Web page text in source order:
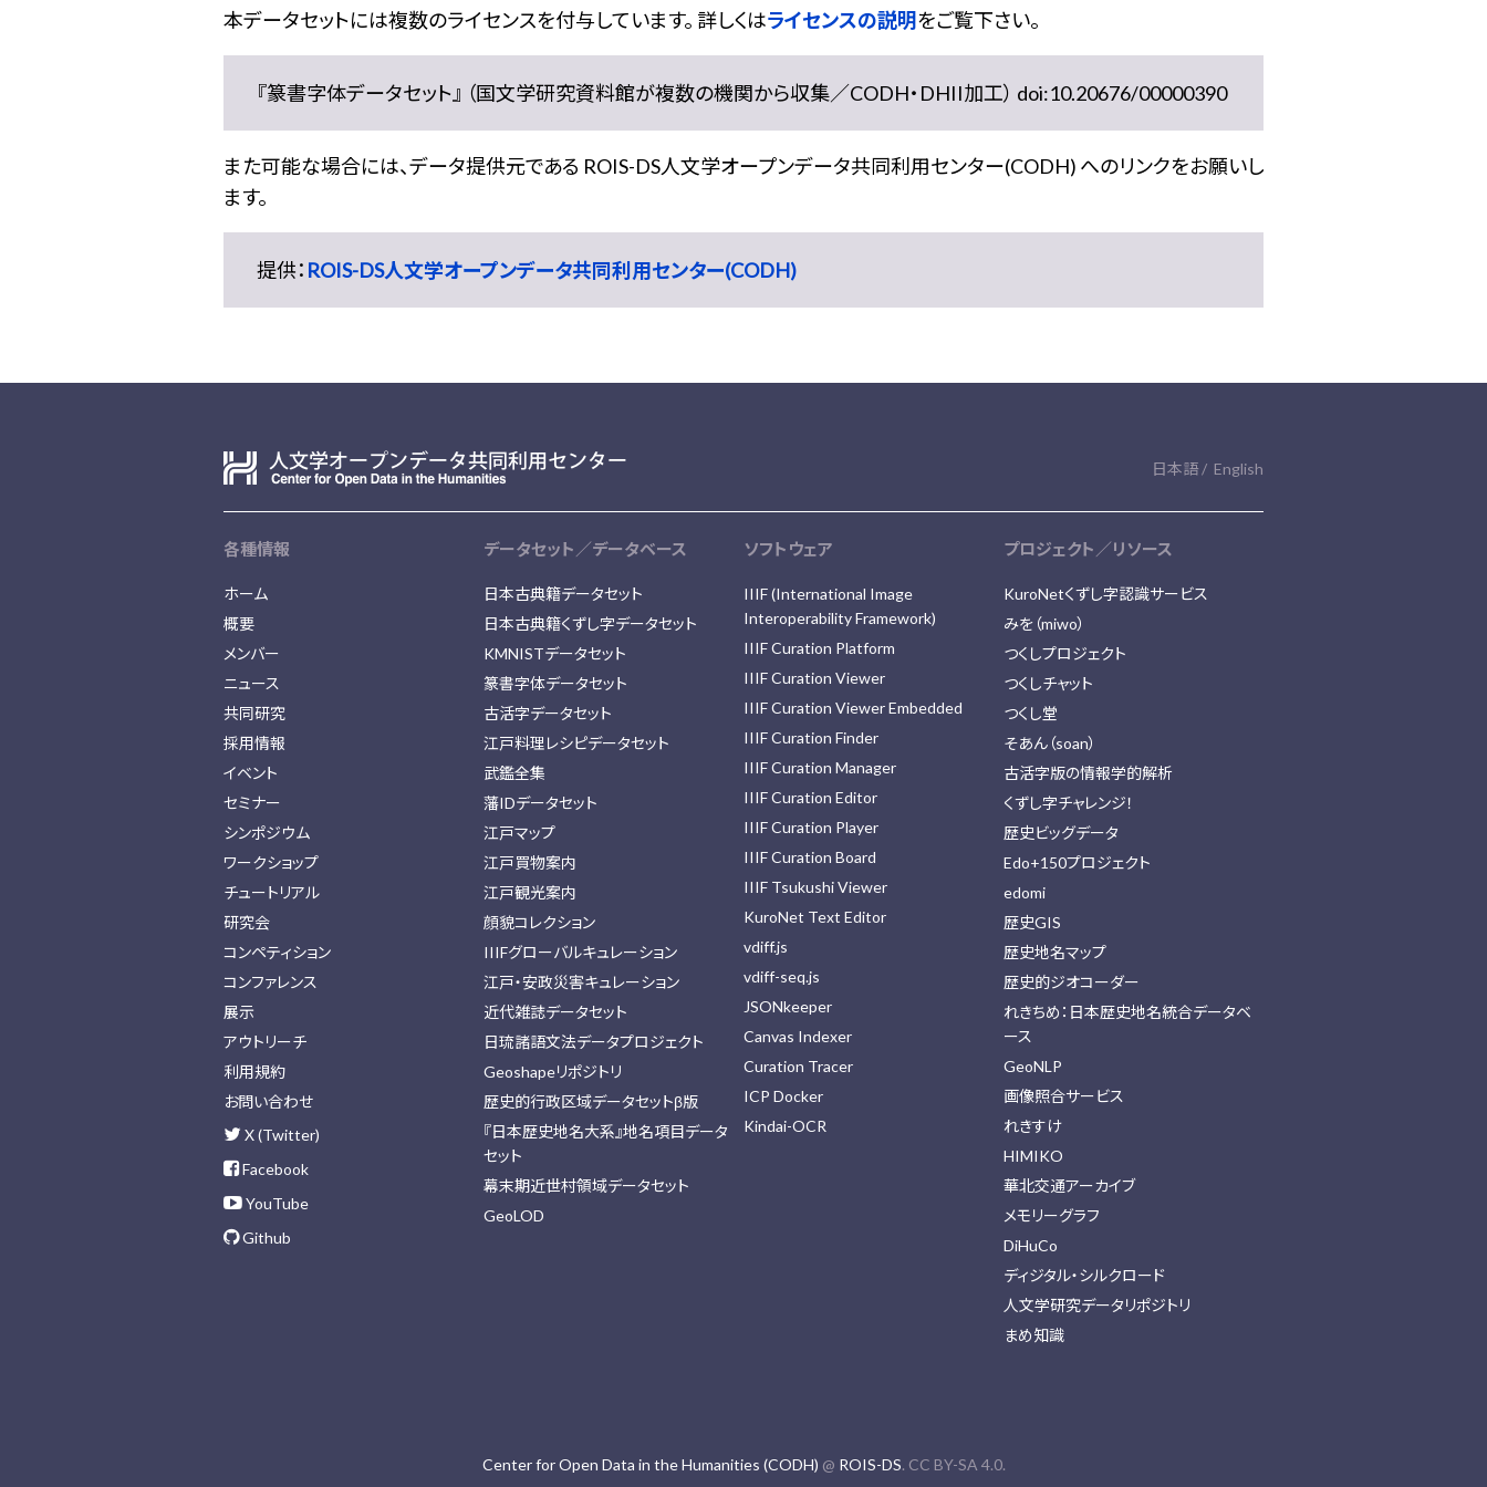
本データセットには複数のライセンスを付与しています。 詳しくはライセンスの説明をご覧下さい。
『篆書字体データセット』 （国文学研究資料館が複数の機関から収集／CODH・DHII加工） doi:10.20676/00000390
また可能な場合には、データ提供元である ROIS-DS人文学オープンデータ共同利用センター(CODH) へのリンクをお願いし
ます。
提供： ROIS-DS人文学オープンデータ共同利用センター(CODH)
日本語 English
各種情報
ホーム
概要
メンバー
ニュース
共同研究
採用情報
イベント
セミナー
シンポジウム
ワークショップ
チュートリアル
研究会
コンペティション
コンファレンス
展示
アウトリーチ
利用規約
お問い合わせ
X (Twitter)
Facebook
YouTube
Github
データセット／データベース
日本古典籍データセット
日本古典籍くずし字データセット
KMNISTデータセット
篆書字体データセット
古活字データセット
江戸料理レシピデータセット
武鑑全集
藩IDデータセット
江戸マップ
江戸買物案内
江戸観光案内
顔貌コレクション
IIIFグローバルキュレーション
江戸・安政災害キュレーション
近代雑誌データセット
日琉諸語文法データプロジェクト
Geoshapeリポジトリ
歴史的行政区域データセットβ版
『日本歴史地名大系』地名項目データ
セット
幕末期近世村領域データセット
GeoLOD
ソフトウェア
IIIF (International Image
Interoperability Framework)
IIIF Curation Platform
IIIF Curation Viewer
IIIF Curation Viewer Embedded
IIIF Curation Finder
IIIF Curation Manager
IIIF Curation Editor
IIIF Curation Player
IIIF Curation Board
IIIF Tsukushi Viewer
KuroNet Text Editor
vdiff.js
vdiff-seq.js
JSONkeeper
Canvas Indexer
Curation Tracer
ICP Docker
Kindai-OCR
プロジェクト／リソース
KuroNetくずし字認識サービス
みを（miwo）
つくしプロジェクト
つくしチャット
つくし堂
そあん（soan）
古活字版の情報学的解析
くずし字チャレンジ！
歴史ビッグデータ
Edo+150プロジェクト
edomi
歴史GIS
歴史地名マップ
歴史的ジオコーダー
れきちめ：日本歴史地名統合データベ
ース
GeoNLP
画像照合サービス
れきすけ
HIMIKO
華北交通アーカイブ
メモリーグラフ
DiHuCo
ディジタル・シルクロード
人文学研究データリポジトリ
まめ知識
Center for Open Data in the Humanities (CODH) @ ROIS-DS. CC BY-SA 4.0.